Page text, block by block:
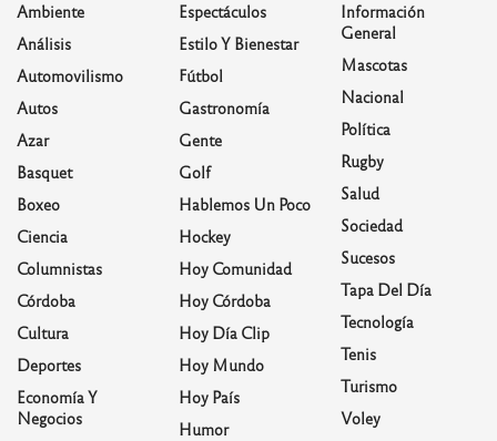
Ambiente
Análisis
Automovilismo
Autos
Azar
Basquet
Boxeo
Ciencia
Columnistas
Córdoba
Cultura
Deportes
Economía Y
Negocios
Espectáculos
Estilo Y Bienestar
Fútbol
Gastronomía
Gente
Golf
Hablemos Un Poco
Hockey
Hoy Comunidad
Hoy Córdoba
Hoy Día Clip
Hoy Mundo
Hoy País
Humor
Información
General
Mascotas
Nacional
Política
Rugby
Salud
Sociedad
Sucesos
Tapa Del Día
Tecnología
Tenis
Turismo
Voley